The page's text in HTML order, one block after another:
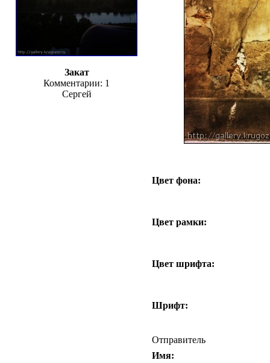
Закат
Комментарии: 1
Сергей
Цвет фона:
Цвет рамки:
Цвет шрифта:
Шрифт:
Отправитель
Имя: